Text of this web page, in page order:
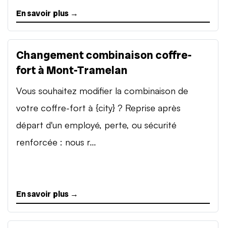
En savoir plus →
Changement combinaison coffre-
fort à Mont-Tramelan
Vous souhaitez modifier la combinaison de
votre coffre-fort à {city} ? Reprise après
départ d'un employé, perte, ou sécurité
renforcée : nous r...
En savoir plus →